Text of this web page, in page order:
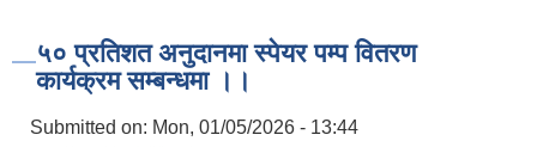
५० प्रतिशत अनुदानमा स्पेयर पम्प वितरण
कार्यक्रम सम्बन्धमा ।।
Submitted on: Mon, 01/05/2026 - 13:44